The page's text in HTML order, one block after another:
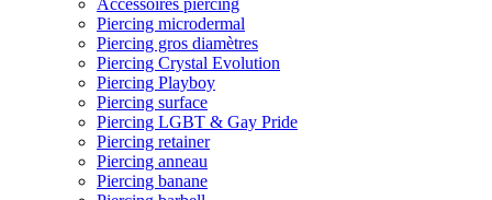
Accessoires piercing
Piercing microdermal
Piercing gros diamètres
Piercing Crystal Evolution
Piercing Playboy
Piercing surface
Piercing LGBT & Gay Pride
Piercing retainer
Piercing anneau
Piercing banane